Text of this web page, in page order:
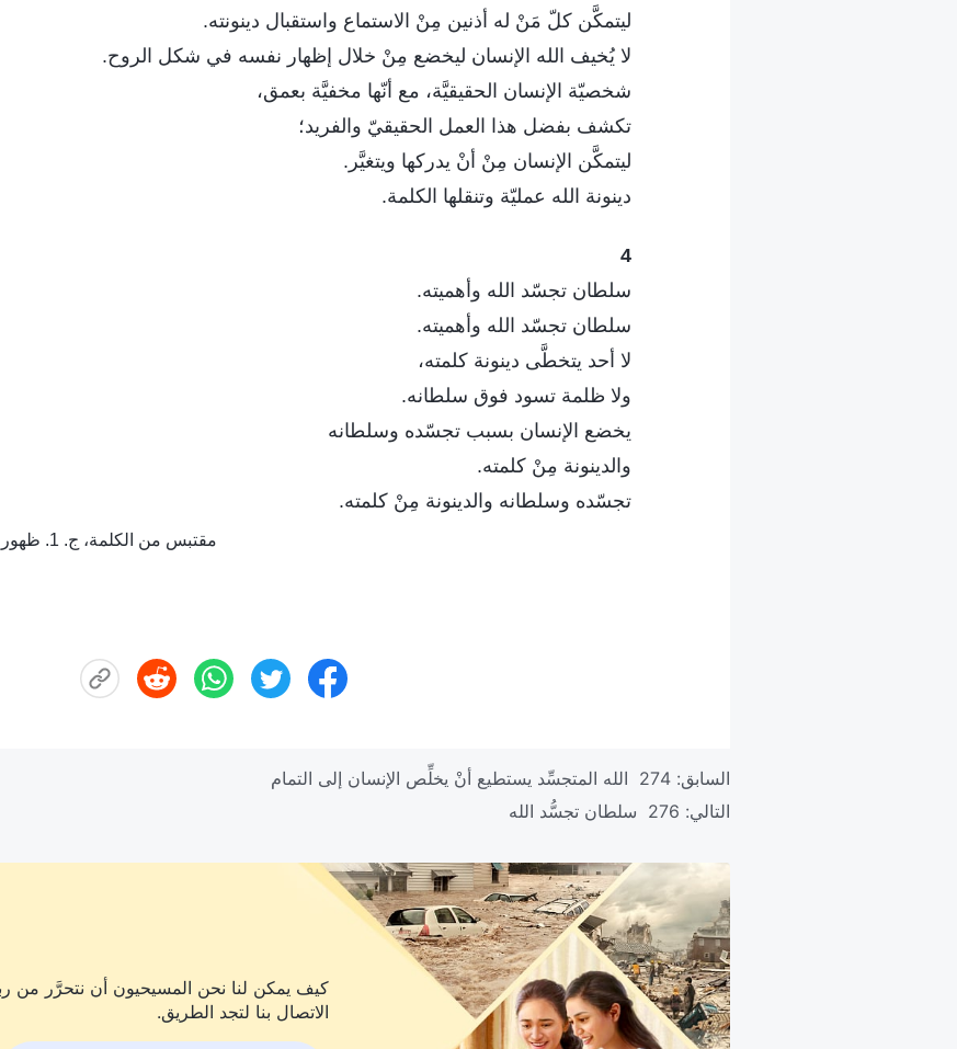
ليتمكَّن كلّ مَنْ له أذنين مِنْ الاستماع واستقبال دينونته.
لا يُخيف الله الإنسان ليخضع مِنْ خلال إظهار نفسه في شكل الروح.
شخصيّة الإنسان الحقيقيَّة، مع أنّها مخفيَّة بعمق،
تكشف بفضل هذا العمل الحقيقيّ والفريد؛
ليتمكَّن الإنسان مِنْ أنْ يدركها ويتغيَّر.
دينونة الله عمليّة وتنقلها الكلمة.
4
سلطان تجسّد الله وأهميته.
سلطان تجسّد الله وأهميته.
لا أحد يتخطَّى دينونة كلمته،
ولا ظلمة تسود فوق سلطانه.
يخضع الإنسان بسبب تجسّده وسلطانه
والدينونة مِنْ كلمته.
تجسّده وسلطانه والدينونة مِنْ كلمته.
مقتبس من الكلمة، ج. 1. ظهور الله وعمله. سر التجسُّد (4)
السابق: 274 الله المتجسِّد يستطيع أنْ يخلِّص الإنسان إلى التمام
التالي: 276 سلطان تجسُّد الله
كيف يمكن لنا نحن المسيحيون أن نتحرَّر من
الاتصال بنا لتجد الطريق.